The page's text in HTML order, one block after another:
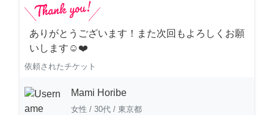
ありがとうございます！また次回もよろしくお願
いします☺️❤️
依頼されたチケット
Mami Horibe
女性 / 30代 / 東京都